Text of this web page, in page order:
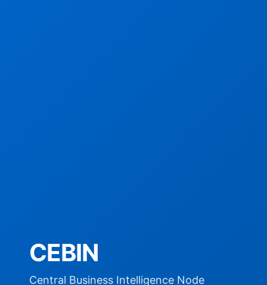
CEBIN
Central Business Intelligence Node